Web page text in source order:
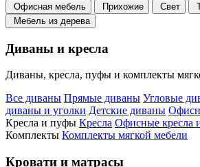
Офисная мебель
Прихожие Свет
Мебель из дерева
Диваны и кресла
Диваны, кресла, пуфы и комплекты
Все диваны Прямые диваны Угловые
диваны и уголки Детские диваны
Кресла и пуфы Кресла Офисные кресла
Комплекты Комплекты мягкой мебели
Кровати и матрасы